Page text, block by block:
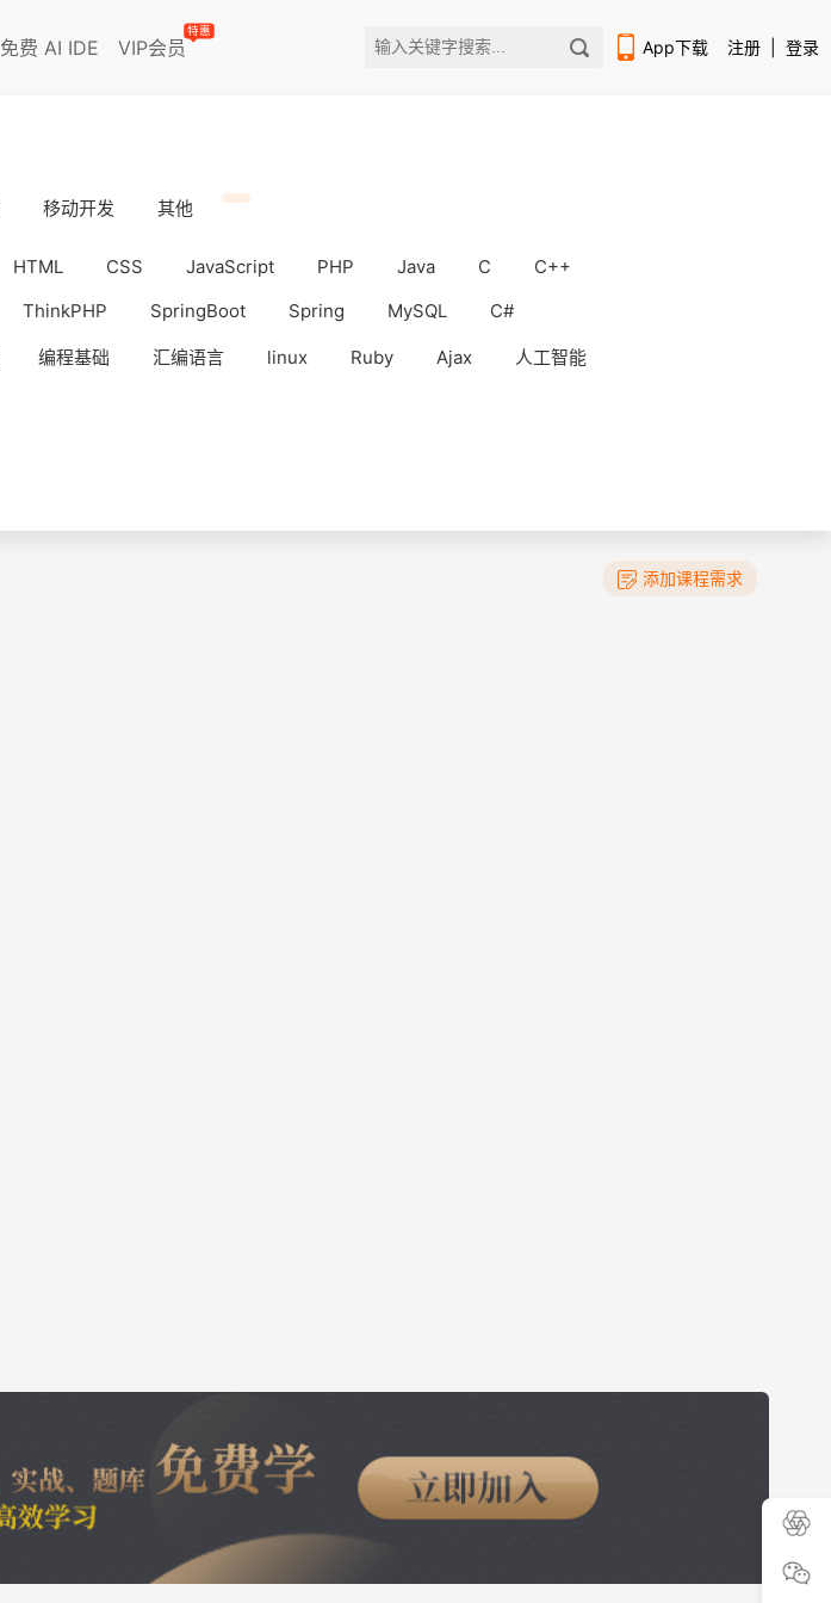
免费 AI IDE VIP会员
特惠
App下载 注册 登录
移动开发 其他
HTML CSS JavaScript PHP Java C
C++
ThinkPHP SpringBoot Spring MySQL C#
编程基础 汇编语言 linux Ruby Ajax 人工智能
添加课程需求